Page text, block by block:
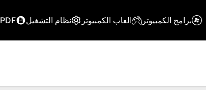
برامج الكمبيوتر العاب الكمبيوتر نظام التشغيل PDF محرر